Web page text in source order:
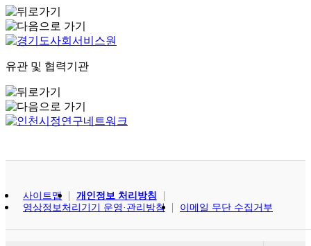
유관 및 협력기관
사이트맵
개인정보 처리방침
영상정보처리기기 운영·관리방침
이메일 무단 수집거부